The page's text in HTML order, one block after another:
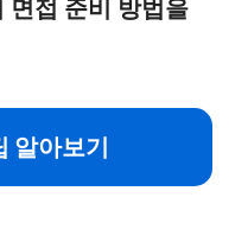
면접 준비 방법을
알아보기